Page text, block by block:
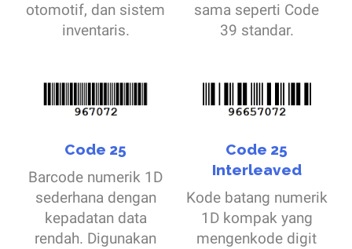
otomotif, dan sistem
inventaris.
sama seperti Code
39 standar.
Code 25
Barcode numerik 1D
sederhana dengan
kepadatan data
rendah. Digunakan
Code 25
Interleaved
Kode batang numerik
1D kompak yang
mengenkode digit